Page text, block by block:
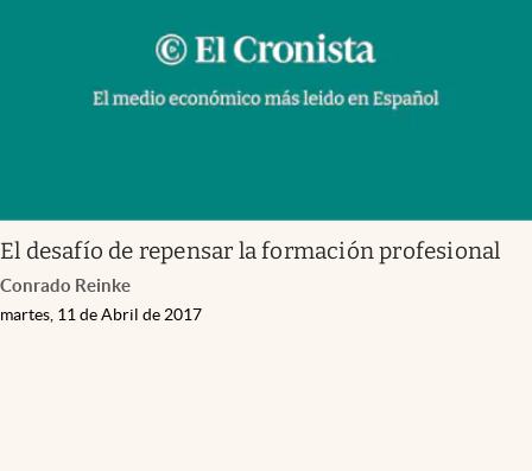
El desafío de repensar la formación profesional
Conrado Reinke
martes, 11 de Abril de 2017